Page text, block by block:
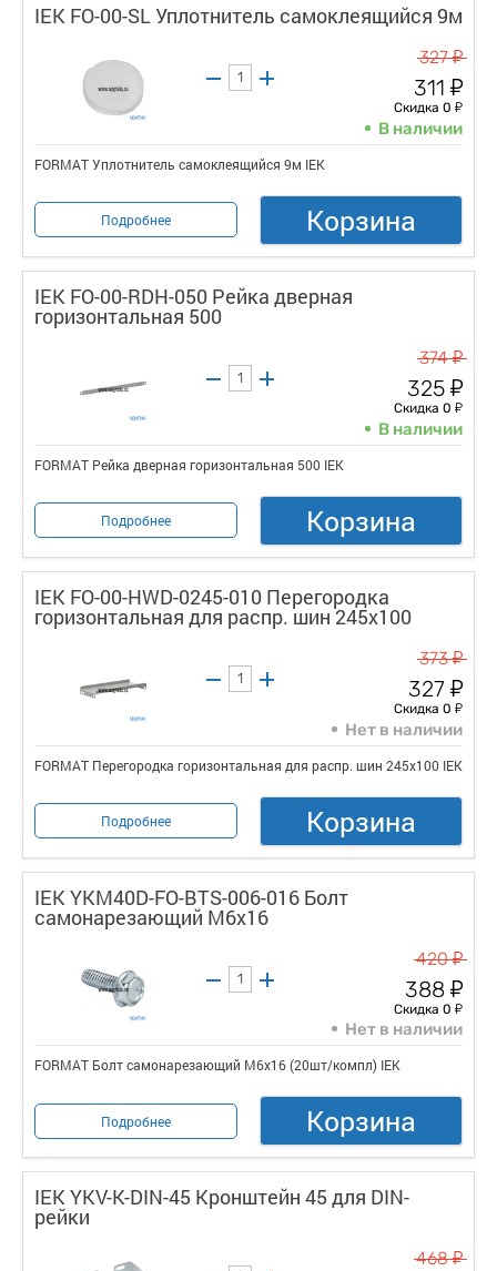
IEK FO-00-SL Уплотнитель самоклеящийся 9м
327у
311 у
Скидка 0 у
В наличии
FORMAT Уплотнитель самоклеящийся 9м IEK
Подробнее Корзина
IEK FO-00-RDH-050 Рейка дверная
горизонтальная 500
374у
325 у
Скидка 0 у
В наличии
FORMAT Рейка дверная горизонтальная 500 IEK
Подробнее Корзина
IEK FO-00-HWD-0245-010 Перегородка
горизонтальная для распр. шин 245х100
373у
327 у
Скидка 0 у
Нет в наличии
FORMAT Перегородка горизонтальная для распр. шин 245х100 IEK
Подробнее Корзина
IEK YKM40D-FO-BTS-006-016 Болт
самонарезающий М6х16
420у
388 у
Скидка 0 у
Нет в наличии
FORMAT Болт самонарезающий М6х16 (20шт/компл) IEK
Подробнее Корзина
IEK YKV-K-DIN-45 Кронштейн 45 для DIN-
рейки
468у